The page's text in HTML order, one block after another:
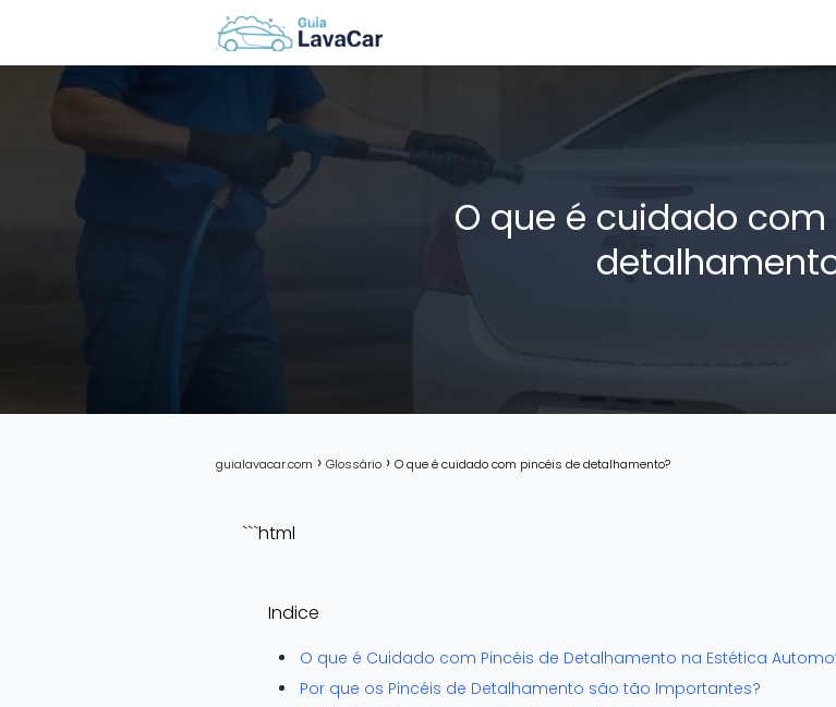
O que é cuidado
guialavacar.com Glossário O que é cuidado com pincéis de detalhamento?
```html
Indice
O que é Cuidado com Pincéis de Detalhamento na Estética
Por que os Pincéis de Detalhamento são tão Importantes?